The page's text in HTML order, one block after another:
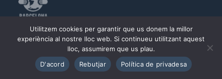
©PROA 2026.
Política de privadesa Avís legal
Utilitzem cookies per garantir que us donem la millor
experiència al nostre lloc web. Si continueu utilitzant aquest
lloc, assumirem que us plau.
D'acord
Rebutjar Política de privadesa